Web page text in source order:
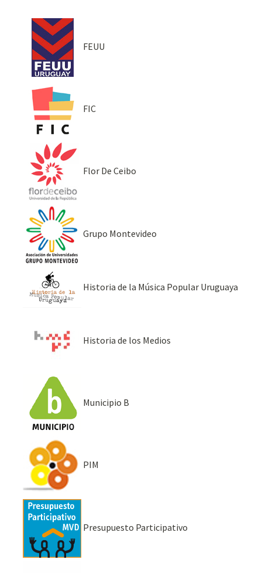
FEUU
FIC
Flor De Ceibo
Grupo Montevideo
Historia de la Música Popular Uruguaya
Historia de los Medios
Municipio B
PIM
Presupuesto Participativo